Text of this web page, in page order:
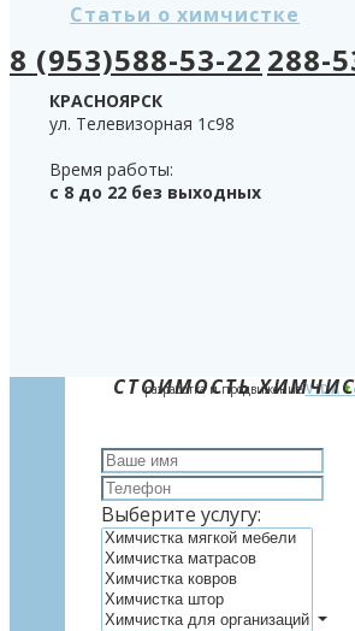
Статьи о химчистке
8 (953)588-53-22 288-
КРАСНОЯРСК
ул. Телевизорная 1с98
Время работы:
с 8 до 22 без выходных
разработка и продвижениеViDAt
СТОИМОСТЬ
Выберите услугу: